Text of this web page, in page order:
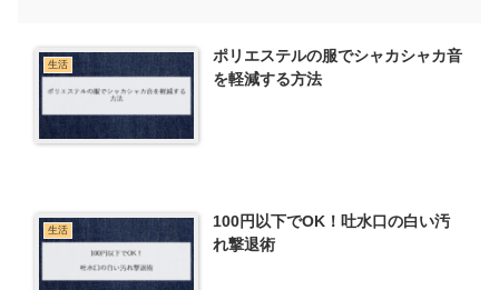
生活
ポリエステルの服でシャカシャカ音
を軽減する方法
生活
100円以下でOK！吐水口の白い汚
れ撃退術